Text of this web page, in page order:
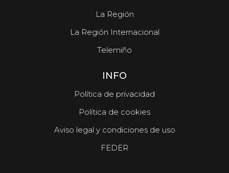
La Región
La Región Internacional
Telemiño
INFO
Política de privacidad
Política de cookies
Aviso legal y condiciones de uso
FEDER